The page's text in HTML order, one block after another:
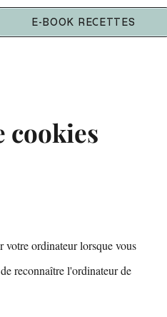
E-BOOK RECETTES
cookies
votre ordinateur lorsque vous
reconnaître l'ordinateur de